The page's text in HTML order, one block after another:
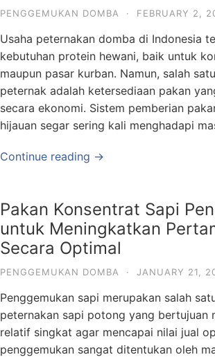
PENGGEMUKAN DOMBA · FEBRUARY 2,
Usaha peternakan domba di Indonesia
kebutuhan protein hewani, baik untuk
maupun pasar kurban. Namun, salah
peternak adalah ketersediaan pakan
secara ekonomi. Sistem pemberian
hijauan segar sering kali menghadapi
Continue reading →
Pakan Konsentrat Sapi
untuk Meningkatkan
Secara Optimal
PENGGEMUKAN DOMBA · JANUARY 21,
Penggemukan sapi merupakan salah
peternakan sapi potong yang
relatif singkat agar mencapai nilai jual
penggemukan sangat ditentukan oleh